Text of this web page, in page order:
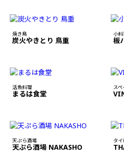
焼き鳥
炭火やきとり 鳥重
小
板
活魚料理
まるは食堂
ス
天ぷら酒場
天ぷら酒場 NAKASHO
タ